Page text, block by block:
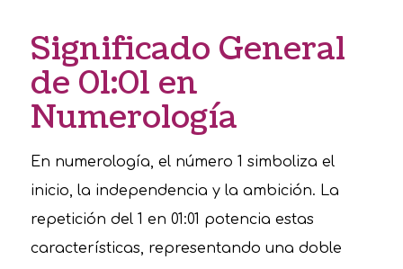
Significado General
de 01:01 en
Numerología
En numerología, el número 1 simboliza el
inicio, la independencia y la ambición. La
repetición del 1 en 01:01 potencia estas
características, representando una doble